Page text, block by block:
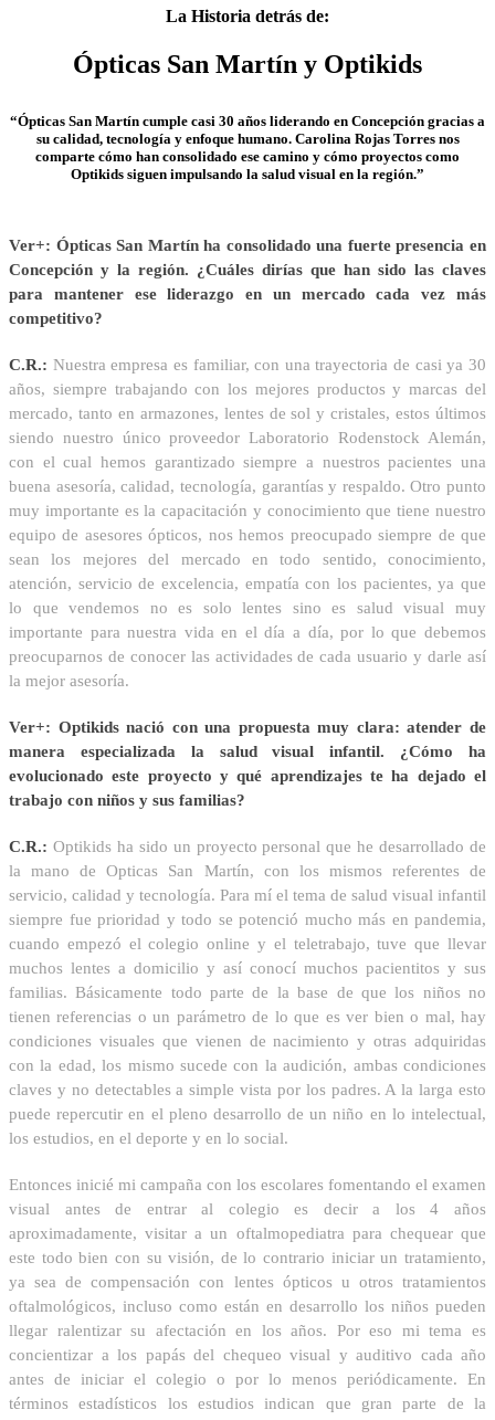
La Historia detrás de:
Ópticas San Martín y Optikids
“Ópticas San Martín cumple casi 30 años liderando en Concepción gracias a
su calidad, tecnología y enfoque humano. Carolina Rojas Torres nos
comparte cómo han consolidado ese camino y cómo proyectos como
Optikids siguen impulsando la salud visual en la región.”
Ver+: Ópticas San Martín ha consolidado una fuerte presencia en
Concepción y la región. ¿Cuáles dirías que han sido las claves
para mantener ese liderazgo en un mercado cada vez más
competitivo?
C.R.: Nuestra empresa es familiar, con una trayectoria de casi ya 30
años, siempre trabajando con los mejores productos y marcas del
mercado, tanto en armazones, lentes de sol y cristales, estos últimos
siendo nuestro único proveedor Laboratorio Rodenstock Alemán,
con el cual hemos garantizado siempre a nuestros pacientes una
buena asesoría, calidad, tecnología, garantías y respaldo. Otro punto
muy importante es la capacitación y conocimiento que tiene nuestro
equipo de asesores ópticos, nos hemos preocupado siempre de que
sean los mejores del mercado en todo sentido, conocimiento,
atención, servicio de excelencia, empatía con los pacientes, ya que
lo que vendemos no es solo lentes sino es salud visual muy
importante para nuestra vida en el día a día, por lo que debemos
preocuparnos de conocer las actividades de cada usuario y darle así
la mejor asesoría.
Ver+: Optikids nació con una propuesta muy clara: atender de
manera especializada la salud visual infantil. ¿Cómo ha
evolucionado este proyecto y qué aprendizajes te ha dejado el
trabajo con niños y sus familias?
C.R.: Optikids ha sido un proyecto personal que he desarrollado de
la mano de Opticas San Martín, con los mismos referentes de
servicio, calidad y tecnología. Para mí el tema de salud visual infantil
siempre fue prioridad y todo se potenció mucho más en pandemia,
cuando empezó el colegio online y el teletrabajo, tuve que llevar
muchos lentes a domicilio y así conocí muchos pacientitos y sus
familias. Básicamente todo parte de la base de que los niños no
tienen referencias o un parámetro de lo que es ver bien o mal, hay
condiciones visuales que vienen de nacimiento y otras adquiridas
con la edad, los mismo sucede con la audición, ambas condiciones
claves y no detectables a simple vista por los padres. A la larga esto
puede repercutir en el pleno desarrollo de un niño en lo intelectual,
los estudios, en el deporte y en lo social.
Entonces inicié mi campaña con los escolares fomentando el examen
visual antes de entrar al colegio es decir a los 4 años
aproximadamente, visitar a un oftalmopediatra para chequear que
este todo bien con su visión, de lo contrario iniciar un tratamiento,
ya sea de compensación con lentes ópticos u otros tratamientos
oftalmológicos, incluso como están en desarrollo los niños pueden
llegar ralentizar su afectación en los años. Por eso mi tema es
concientizar a los papás del chequeo visual y auditivo cada año
antes de iniciar el colegio o por lo menos periódicamente. En
términos estadísticos los estudios indican que gran parte de la